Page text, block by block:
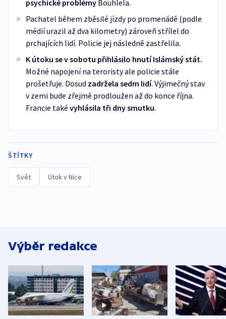
psychické problémy Bouhlela.
Pachatel během zběsilé jízdy po promenádě (podle
médií urazil až dva kilometry) zároveň střílel do
prchajících lidí. Policie jej následně zastřelila.
K útoku se v sobotu přihlásilo hnutí Islámský stát.
Možné napojení na teroristy ale policie stále
prošetřuje. Dosud zadržela sedm lidí. Výjimečný stav
v zemi bude zřejmě prodloužen až do konce října.
Francie také vyhlásila tři dny smutku.
ŠTÍTKY
Svět Útok v Nice
Výběr redakce